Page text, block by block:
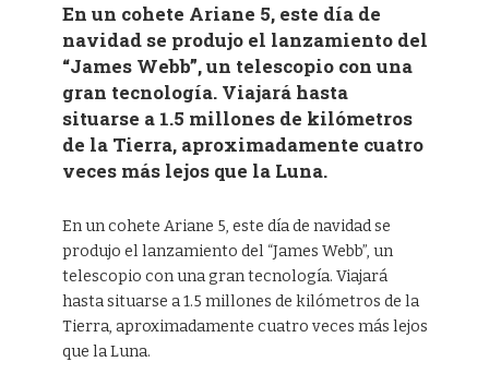
En un cohete Ariane 5, este día de
navidad se produjo el lanzamiento del
“James Webb”, un telescopio con una
gran tecnología. Viajará hasta
situarse a 1.5 millones de kilómetros
de la Tierra, aproximadamente cuatro
veces más lejos que la Luna.
En un cohete Ariane 5, este día de navidad se
produjo el lanzamiento del “James Webb”, un
telescopio con una gran tecnología. Viajará
hasta situarse a 1.5 millones de kilómetros de la
Tierra, aproximadamente cuatro veces más lejos
que la Luna.